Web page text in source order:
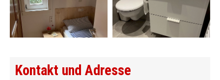
Kontakt und Adresse